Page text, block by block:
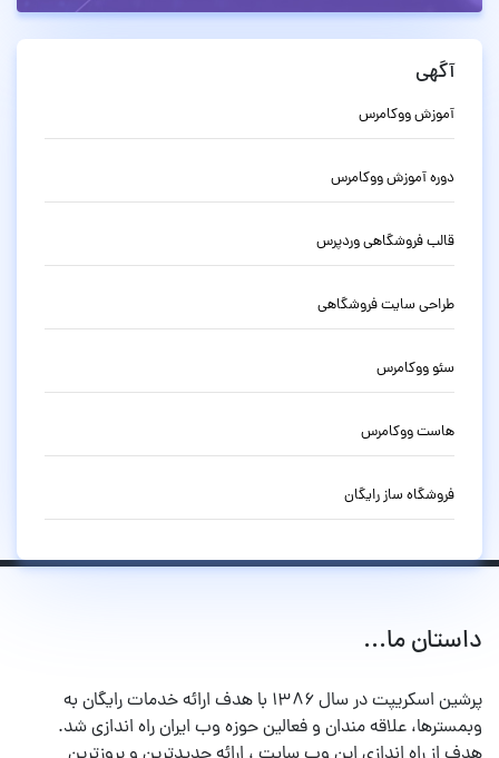
آگهی
آموزش ووکامرس
دوره آموزش ووکامرس
قالب فروشگاهی وردپرس
طراحی سایت فروشگاهی
سئو ووکامرس
هاست ووکامرس
فروشگاه ساز رایگان
داستان ما...
پرشین اسکریپت در سال ۱۳۸۶ با هدف ارائه خدمات رایگان به
وبمسترها، علاقه مندان و فعالین حوزه وب ایران راه اندازی شد.